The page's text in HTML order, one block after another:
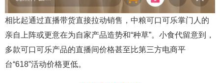
相比起通过直播带货直接拉动销售，中粮可口可乐掌门人的
亲自上阵或更意在为自家产品造势和“种草”。小食代留意到，
多款可口可乐产品的直播间价格甚至比第三方电商平
台“618”活动价格更低。